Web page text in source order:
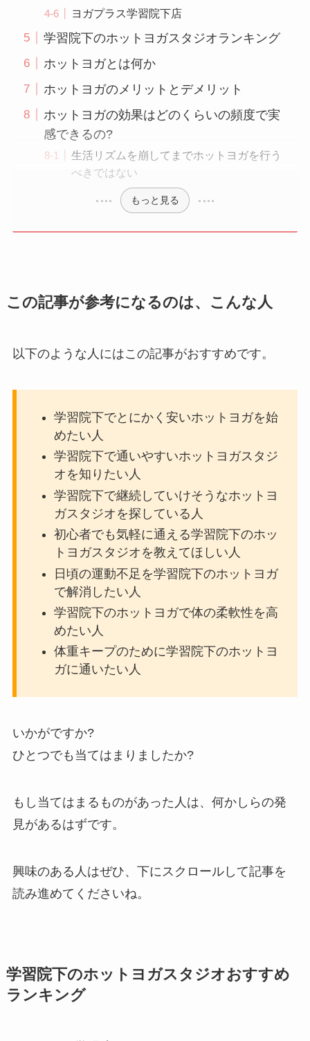
ヨガプラス学習院下店
学習院下のホットヨガスタジオランキング
ホットヨガとは何か
ホットヨガのメリットとデメリット
ホットヨガの効果はどのくらいの頻度で実
感できるの?
生活リズムを崩してまでホットヨガを行う
べきではない
もっと見る
この記事が参考になるのは、こんな人
以下のような人にはこの記事がおすすめです。
学習院下でとにかく安いホットヨガを始
めたい人
学習院下で通いやすいホットヨガスタジ
オを知りたい人
学習院下で継続していけそうなホットヨ
ガスタジオを探している人
初心者でも気軽に通える学習院下のホッ
トヨガスタジオを教えてほしい人
日頃の運動不足を学習院下のホットヨガ
で解消したい人
学習院下のホットヨガで体の柔軟性を高
めたい人
体重キープのために学習院下のホットヨ
ガに通いたい人
いかがですか?
ひとつでも当てはまりましたか?
もし当てはまるものがあった人は、何かしらの発
見があるはずです。
興味のある人はぜひ、下にスクロールして記事を
読み進めてくださいね。
学習院下のホットヨガスタジオおすすめ
ランキング